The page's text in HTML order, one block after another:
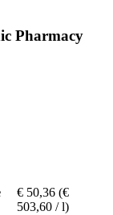
Pharmacy
€ 50,36 (€
503,60 / l)